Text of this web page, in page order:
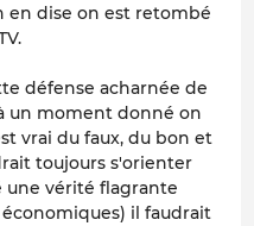
en dise on est retombé
défense acharnée de
un moment donné on
vrai du faux, du bon et
toujours s'orienter
une vérité flagrante
il faudrait